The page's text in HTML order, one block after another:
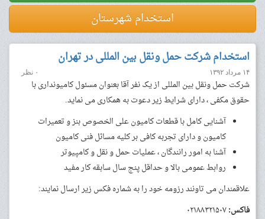
استخدام شهرستان
استخدام شرکت حمل ونقل بین المللی در تهران
۱۴ مرداد ۱۳۹۲ ۰ نظر
شرکت حمل ونقل بین المللی از یک نفر آقا بعنوان مسئول کامیونداری با
حقوق مکفی ، دارای شرایط زیر دعوت به همکاری می نماید.
آشنایی کامل با قطعات کامیون علی الخصوص بنز و تعمیرات
کامیون و دارای تجربه کافی بر کلیه مسائل فنی کامیون
آشنا به امور رانندگان ، عملیات حمل و نقل و کامپیوتر
روابط عمومی بالا و حداقل پنج سال سابقه کار مفید
علاقمندان می تاونند رزومه خود را به شماره فکس زیر ارسال نمایند:
فاکس: